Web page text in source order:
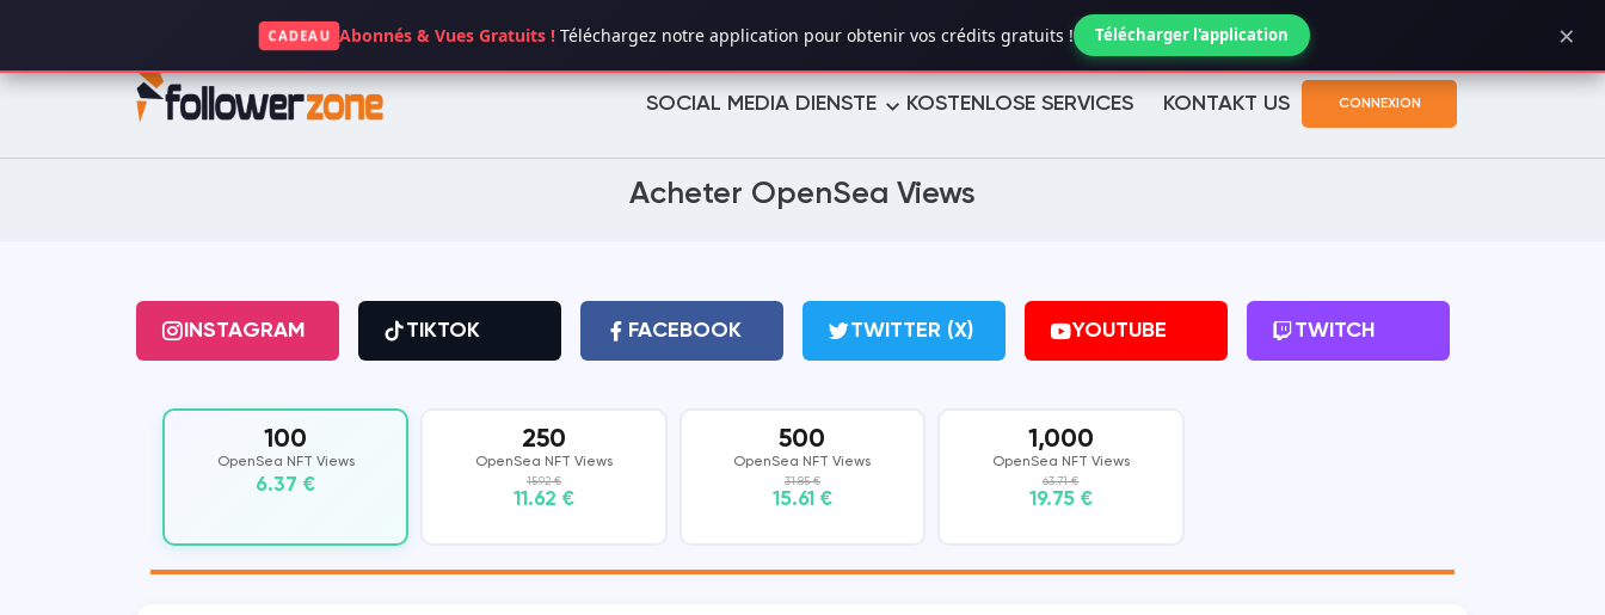
CADEAU Abonnés & Vues Gratuits ! Téléchargez notre application pour obtenir vos crédits gratuits ! Télécharger l'application ×
+49 1521 5117063
SOCIAL MEDIA DIENSTE
TWITTER (X) YOUTUBE
TWITCH TROVO TUMBLR
KOSTENLOSE SERVICES KONTAKT US CONNEXION
Acheter OpenSea Views
INSTAGRAM TIKTOK FACEBOOK TWITTER (X) YOUTUBE TWITCH
100
OpenSea NFT Views
6.37 €
250
OpenSea NFT Views
15.92 €
11.62 €
500
OpenSea NFT Views
31.85 €
15.61 €
1,000
OpenSea NFT Views
63.71 €
19.75 €